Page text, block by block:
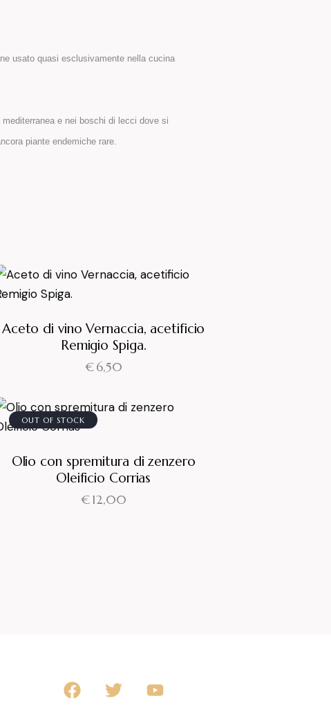
usato quasi esclusivamente nella cucina
e nei boschi di lecci dove si
piante endemiche rare.
Aceto di vino Vernaccia, acetificio
Remigio Spiga.
€6,50
OUT OF STOCK
Olio con spremitura di zenzero
Oleificio Corrias
€12,00